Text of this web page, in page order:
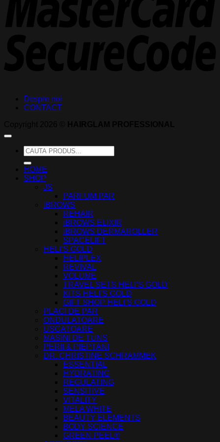
Despre noi
CONTACT
Caută
după:
HOME
SHOP
JS
PARFUM PAR
iBROWS
REHAIR
iBROWS ELIXIR
iBROWS DERMAROLLER
SPACELIFT
HELI’S GOLD
HELIPLEX
REVIVAL
VOLUME
TRAVEL SETS HELI’S GOLD
KITS HELI’S GOLD
GIFT SHOP HELI’S GOLD
PLACI DE PAR
ONDULATOARE
USCATOARE
MASINI DE TUNS
PERII & PIEPTANI
DR. CHRISTINE SCHRAMMEK
ESSENTIAL
HYDRATING
REGULATING
SENSITIVE
VITALITY
MELA WHITE
BEAUTY ELEMENTS
BODY SCIENCE
GREEN PEEL®